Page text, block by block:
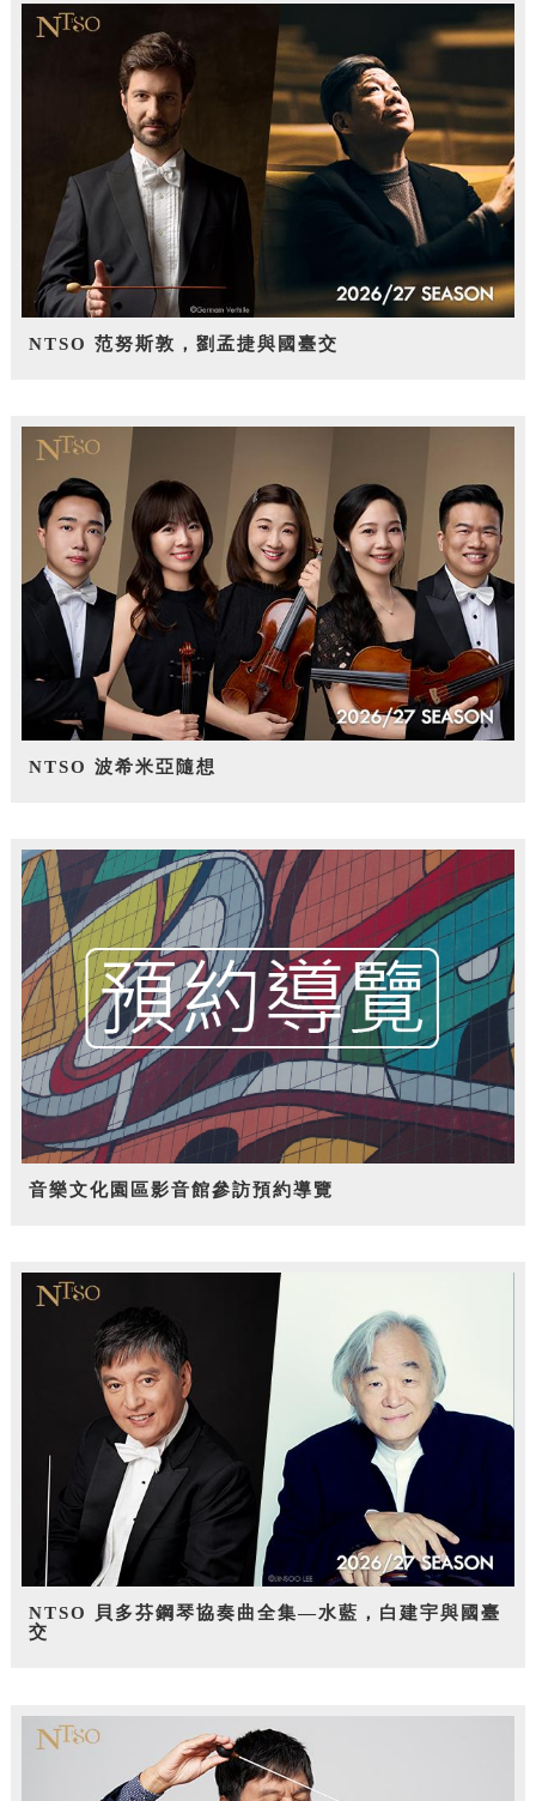
NTSO 范努斯敦，劉孟捷與國臺交
NTSO 波希米亞隨想
音樂文化園區影音館參訪預約導覽
NTSO 貝多芬鋼琴協奏曲全集—水藍，白建宇與國臺
交